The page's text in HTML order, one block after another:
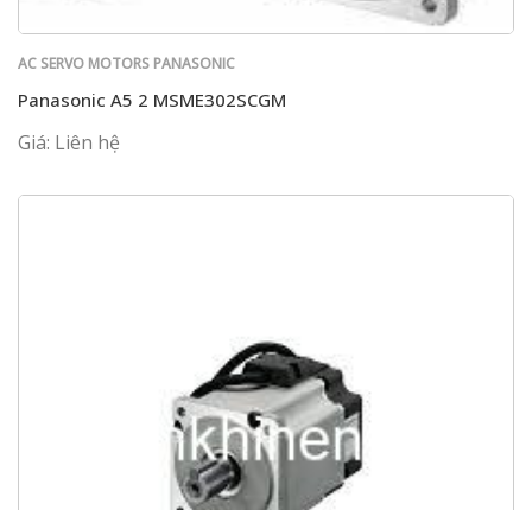
AC SERVO MOTORS PANASONIC
Panasonic A5 2 MSME302SCGM
Giá: Liên hệ